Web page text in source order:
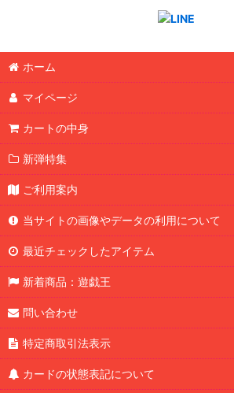
ホーム
マイページ
カートの中身
新弾特集
ご利用案内
当サイトの画像やデータの利用について
最近チェックしたアイテム
新着商品：遊戯王
問い合わせ
特定商取引法表示
カードの状態表記について